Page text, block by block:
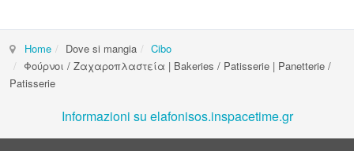
Home Dove si mangia
Cibo
Φούρνοι / Ζαχαροπλαστεία | Bakeries / Patisserie | Panetterie /
Patisserie
Informazioni su elafonisos.inspacetime.gr